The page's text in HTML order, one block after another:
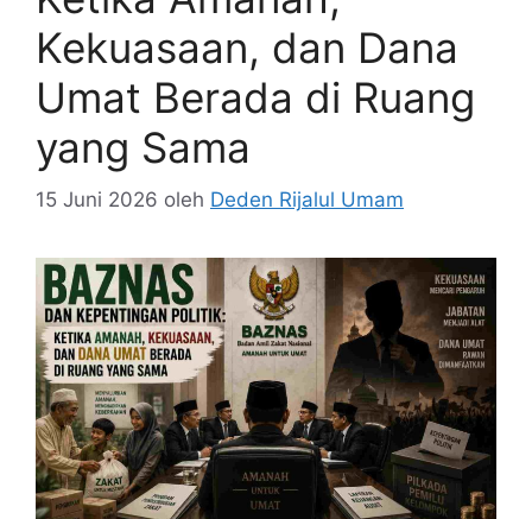
Kekuasaan, dan Dana
Umat Berada di Ruang
yang Sama
15 Juni 2026 oleh Deden Rijalul Umam